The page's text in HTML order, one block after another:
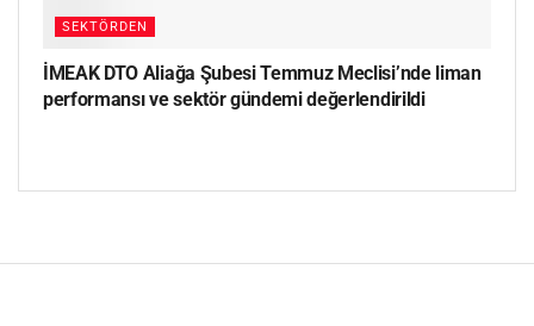
SEKTÖRDEN
İMEAK DTO Aliağa Şubesi Temmuz Meclisi’nde liman
performansı ve sektör gündemi değerlendirildi